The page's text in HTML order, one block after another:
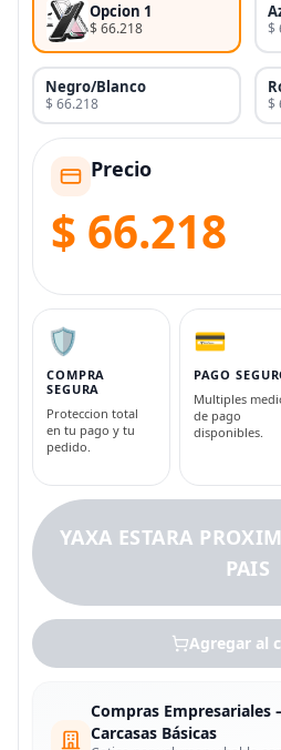
Opcion 1
$ 66.218 $
Negro/Blanco
$ 66.218 $
Precio
$ 66.218
🛡️
COMPRA
SEGURA
Proteccion total
en tu pago y tu
pedido.
💳
PAGO
Multiples
de pago
disponibles.
YAXA ESTARA
PAIS
Agregar al
Compras Empresariales
Carcasas Básicas